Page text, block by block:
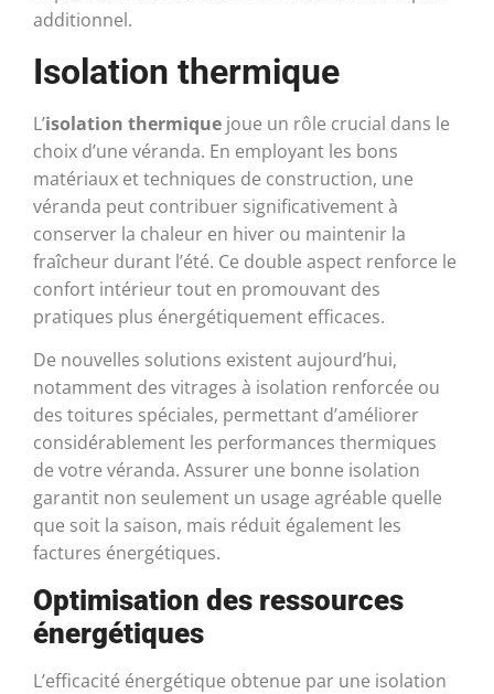
additionnel.
Isolation thermique
L’isolation thermique joue un rôle crucial dans le
choix d’une véranda. En employant les bons
matériaux et techniques de construction, une
véranda peut contribuer significativement à
conserver la chaleur en hiver ou maintenir la
fraîcheur durant l’été. Ce double aspect renforce le
confort intérieur tout en promouvant des
pratiques plus énergétiquement efficaces.
De nouvelles solutions existent aujourd’hui,
notamment des vitrages à isolation renforcée ou
des toitures spéciales, permettant d’améliorer
considérablement les performances thermiques
de votre véranda. Assurer une bonne isolation
garantit non seulement un usage agréable quelle
que soit la saison, mais réduit également les
factures énergétiques.
Optimisation des ressources
énergétiques
L’efficacité énergétique obtenue par une isolation